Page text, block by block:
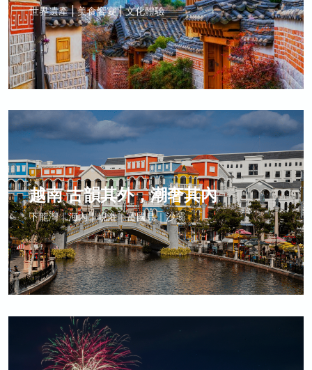
世界遺產 | 美食饗宴 | 文化體驗
越南 古韻其外，潮奢其內
下龍灣｜河內｜峴港｜富國島｜沙壩